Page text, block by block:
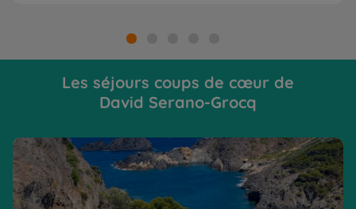
Les séjours coups de cœur de
David Serano-Grocq
Collioure Cadaques entre mer et montagne